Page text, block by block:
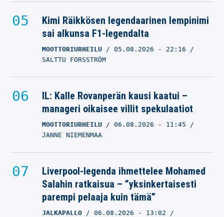
Kimi Räikkösen legendaarinen lempinimi
sai alkunsa F1-legendalta
MOOTTORIURHEILU 05.08.2026 - 22:16
SALTTU FORSSTRÖM
IL: Kalle Rovanperän kausi kaatui –
manageri oikaisee villit spekulaatiot
MOOTTORIURHEILU 06.08.2026 - 11:45
JANNE NIEMENMAA
Liverpool-legenda ihmettelee Mohamed
Salahin ratkaisua – ”yksinkertaisesti
parempi pelaaja kuin tämä”
JALKAPALLO 06.08.2026 - 13:02